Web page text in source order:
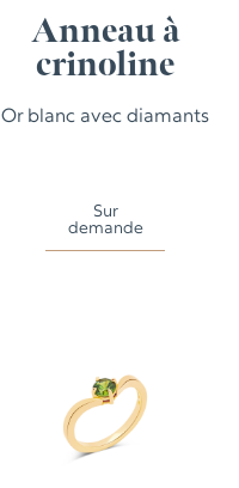
Anneau à
crinoline
Or blanc avec diamants
Sur
demande